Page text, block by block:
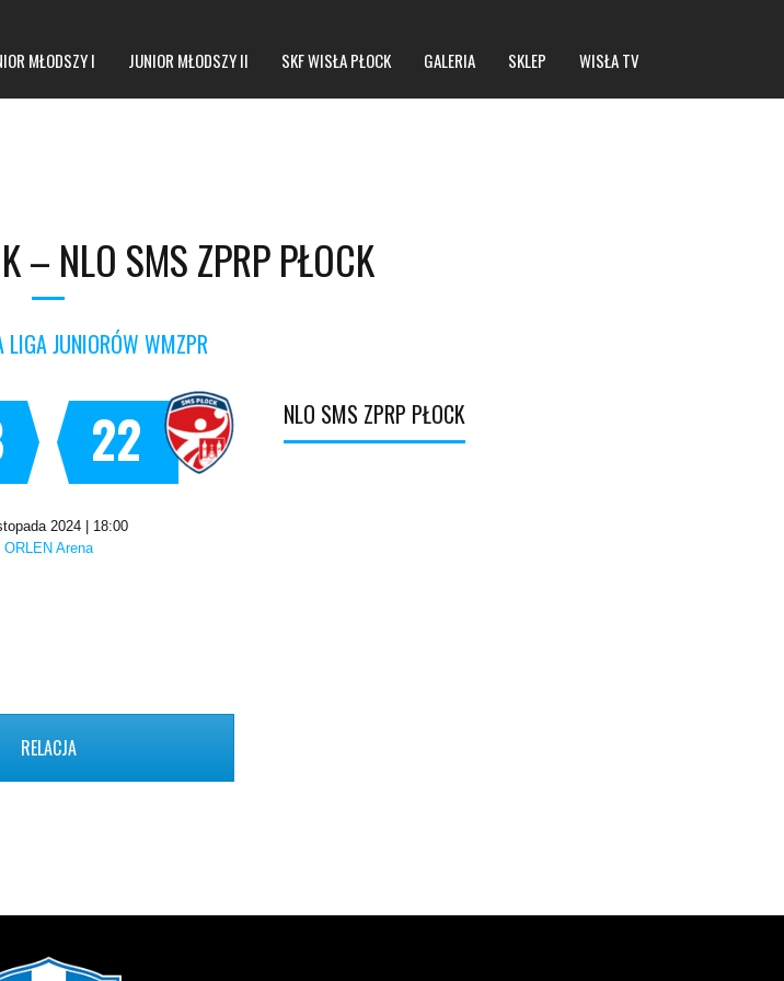
MŁODSZY I JUNIOR MŁODSZY II SKF WISŁA PŁOCK GALERIA SKLEP WISŁA TV
– NLO SMS ZPRP PŁOCK
LIGA JUNIORÓW WMZPR
22 NLO SMS ZPRP PŁOCK
2024 | 18:00
ORLEN Arena
RELACJA